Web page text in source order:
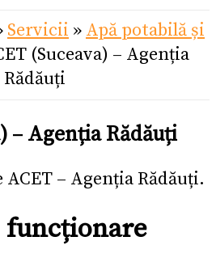
Servicii » Apă potabilă și
(Suceava) – Agenția
Rădăuți
– Agenția Rădăuți
– Agenția Rădăuți.
funcționare